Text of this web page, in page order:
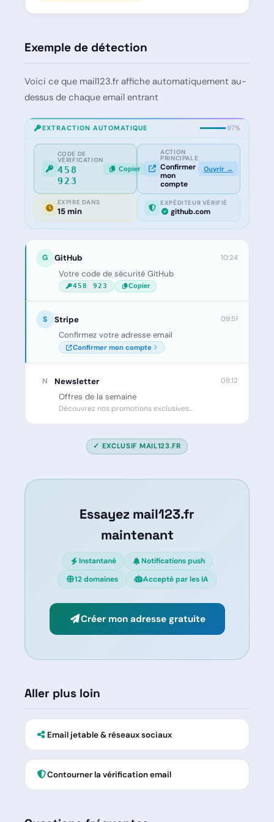
Exemple de détection
Voici ce que mail123.fr affiche automatiquement au-
dessus de chaque email entrant
EXTRACTION AUTOMATIQUE 97%
CODE DE
VÉRIFICATION
458
923
Copier
ACTION
PRINCIPALE
Confirmer
mon
compte
Ouvrir →
EXPIRE DANS
15 min
EXPÉDITEUR VÉRIFIÉ
github.com
G GitHub 10:24
Votre code de sécurité GitHub
458 923 Copier
S Stripe 09:51
Confirmez votre adresse email
Confirmer mon compte
N Newsletter 08:12
Offres de la semaine
Découvrez nos promotions exclusives…
✓ EXCLUSIF MAIL123.FR
Essayez mail123.fr
maintenant
Instantané
Notifications push
12 domaines
Accepté par les IA
Créer mon adresse gratuite
Aller plus loin
Email jetable & réseaux sociaux
Contourner la vérification email